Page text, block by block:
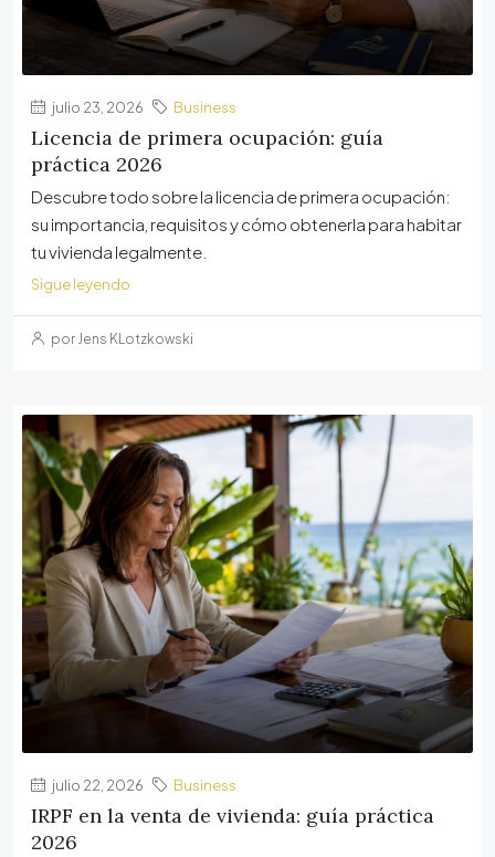
julio 23, 2026 Business
Licencia de primera ocupación: guía
práctica 2026
Descubre todo sobre la licencia de primera ocupación:
su importancia, requisitos y cómo obtenerla para habitar
tu vivienda legalmente.
Sigue leyendo
por Jens KLotzkowski
julio 22, 2026 Business
IRPF en la venta de vivienda: guía práctica
2026